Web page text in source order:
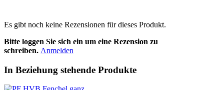
Es gibt noch keine Rezensionen für dieses Produkt.
Bitte loggen Sie sich ein um eine Rezension zu
schreiben. Anmelden
In Beziehung stehende Produkte